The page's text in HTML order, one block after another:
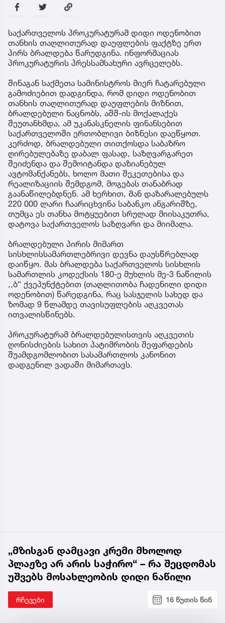
საქართველოს პროკურატურამ დიდი ოდენობით
თანხის თაღლითურად დაუფლების ფაქტზე ერთ
პირს ბრალდება წარუდგინა. ინფორმაციას
პროკურატურის პრესსამსახური ავრცელებს.
შინაგან საქმეთა სამინისტროს მიერ ჩატარებული
გამოძიებით დადგინდა, რომ დიდი ოდენობით
თანხის თაღლითურად დაუფლების მიზნით,
ბრალდებული ნაცნობს, აშშ-ის მოქალაქეს
შეუთანხმდა, ამ უკანასკნელის ფინანსებით
საქართველოში ერთობლივი ბიზნესი დაეწყოთ.
კერძოდ, ბრალდებული თითქოსდა საბაზრო
ღირებულებაზე დაბალ ფასად, საზღვარგარეთ
შეიძენდა და შემოიტანდა დაზიანებულ
ავტომანქანებს, ხოლო მათი შეკეთებისა და
რეალიზაციის შემდგომ, მოგებას თანაბრად
გაანაწილებდნენ. ამ ხერხით, მან დაზარალებულს
220 000 ლარი ჩაარიცხვინა საბანკო ანგარიშზე,
თუმცა ეს თანხა მოტყუებით სრულად მიისაკუთრა,
დატოვა საქართველოს საზღვარი და მიიმალა.
ბრალდებული პირის მიმართ
სისხლისსამართლებრივი დევნა დაუსწრებლად
დაიწყო. მას ბრალდება საქართველოს სისხლის
სამართლის კოდექსის 180-ე მუხლის მე-3 ნაწილის
,,ბ“ ქვეპუნქტებით (თაღლითობა ჩადენილი დიდი
ოდენობით) წარედგინა, რაც სასჯელის სახედ და
ზომად 9 წლამდე თავისუფლების აღკვეთას
ითვალისწინებს.
პროკურატურამ ბრალდებულისთვის აღკვეთის
ღონისძიების სახით პატიმრობის შეფარდების
შუამდგომლობით სასამართლოს კანონით
დადგენილ ვადაში მიმართავს.
„მზისგან დამცავი კრემი მხოლოდ
პლაჟზე არ არის საჭირო“ – რა შეცდომას
უშვებს მოსახლეობის დიდი ნაწილი
რჩევები 16 წუთის წინ